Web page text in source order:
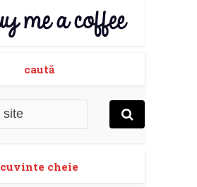
caută
cuvinte cheie